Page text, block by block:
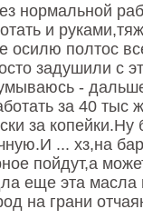
нормальной
и
осилю полтос
задушили с
-
за 40 тыс
за копейки.Ну
... хз,на
пойдут,а
еще эта масла
на грани